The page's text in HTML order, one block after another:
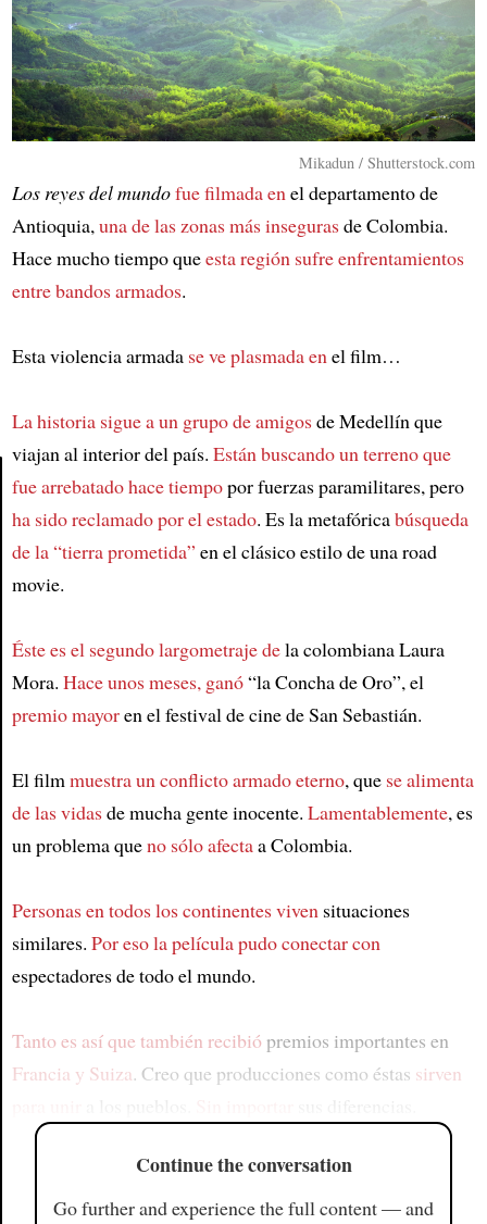
Article
Mikadun / Shutterstock.com
Los reyes del mundofue filmada enel departamento de
Antioquia,una de las zonas más insegurasde Colombia.
Hace mucho tiempo queesta región sufre enfrentamientos
entre bandos armados.
Esta violencia armada se ve plasmada enel film…
La historia sigue a un grupo de amigosde Medellín que
viajan al interior del país. Están buscando un terreno que
fue arrebatado hace tiempopor fuerzas paramilitares, pero
ha sido reclamado por el estado. Es la metafóricabúsqueda
de la “tierra prometida” en el clásico estilo de una road
movie.
Éste es el segundo largometraje dela colombiana Laura
Mora. Hace unos meses, ganó“la Concha de Oro”, el
premio mayoren el festival de cine de San Sebastián.
El filmmuestra un conflicto armado eterno, que se alimenta
de las vidasde mucha gente inocente. Lamentablemente, es
un problema queno sólo afectaa Colombia.
Personas en todos los continentes vivensituaciones
similares. Por eso la película pudo conectar con
espectadores de todo el mundo.
Tanto es así que también recibió premios importantes en
Francia y Suiza. Creo que producciones como éstas sirven
Continue the conversation
Go further and experience the full content — and